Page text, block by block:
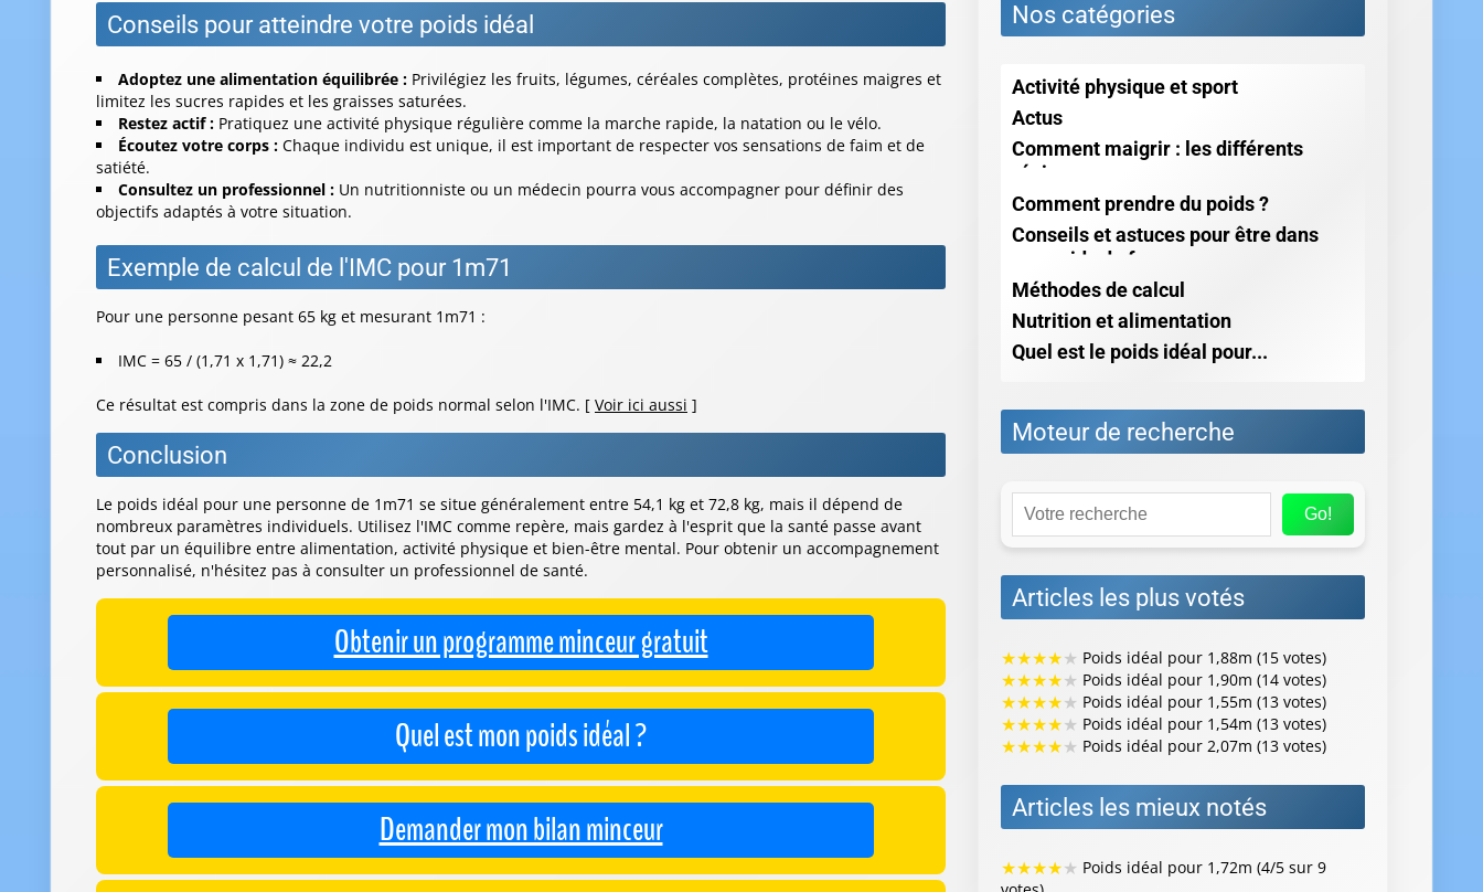
Conseils pour atteindre votre poids idéal
Adoptez une alimentation équilibrée : Privilégiez les fruits, légumes, céréales complètes, protéines maigres et
limitez les sucres rapides et les graisses saturées.
Restez actif : Pratiquez une activité physique régulière comme la marche rapide, la natation ou le vélo.
Écoutez votre corps : Chaque individu est unique, il est important de respecter vos sensations de faim et de
satiété.
Consultez un professionnel : Un nutritionniste ou un médecin pourra vous accompagner pour définir des
objectifs adaptés à votre situation.
Exemple de calcul de l'IMC pour 1m71
Pour une personne pesant 65 kg et mesurant 1m71 :
IMC = 65 / (1,71 x 1,71) ≈ 22,2
Ce résultat est compris dans la zone de poids normal selon l'IMC. [ Voir ici aussi ]
Conclusion
Le poids idéal pour une personne de 1m71 se situe généralement entre 54,1 kg et 72,8 kg, mais il dépend de
nombreux paramètres individuels. Utilisez l'IMC comme repère, mais gardez à l'esprit que la santé passe avant
tout par un équilibre entre alimentation, activité physique et bien-être mental. Pour obtenir un accompagnement
personnalisé, n'hésitez pas à consulter un professionnel de santé.
Obtenir un programme minceur gratuit
Quel est mon poids idéal ?
Demander mon bilan minceur
Nos catégories
Activité physique et sport
Actus
Comment maigrir : les différents
régimes
Comment prendre du poids ?
Conseils et astuces pour être dans
son poids de forme
Méthodes de calcul
Nutrition et alimentation
Quel est le poids idéal pour...
Moteur de recherche
Go!
Articles les plus votés
★★★★★ Poids idéal pour 1,88m (15 votes)
★★★★★ Poids idéal pour 1,90m (14 votes)
★★★★★ Poids idéal pour 1,55m (13 votes)
★★★★★ Poids idéal pour 1,54m (13 votes)
★★★★★ Poids idéal pour 2,07m (13 votes)
Articles les mieux notés
★★★★★ Poids idéal pour 1,72m (4/5 sur 9